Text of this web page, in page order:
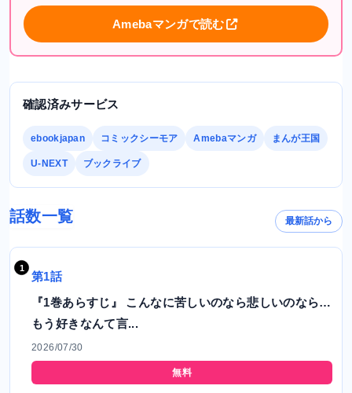
Amebaマンガで読む
確認済みサービス
ebookjapan コミックシーモア Amebaマンガ まんが王国
U-NEXT ブックライブ
話数一覧 最新話から
第1話
『1巻あらすじ』 こんなに苦しいのなら悲しいのなら…
もう好きなんて言...
2026/07/30
無料